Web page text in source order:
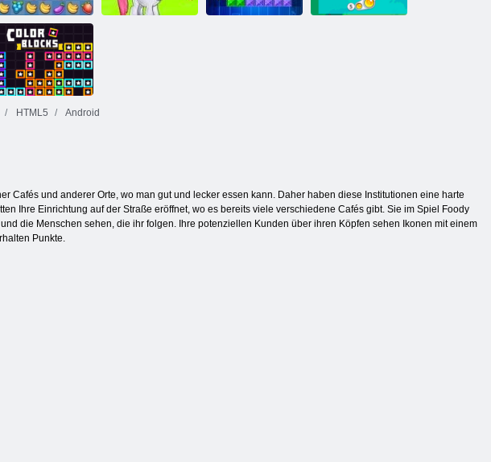
Fruita Crush
HTML5 Android
Cafés und anderer Orte, wo man gut und lecker essen kann. Daher haben diese Institutionen eine harte
Ihre Einrichtung auf der Straße eröffnet, wo es bereits viele verschiedene Cafés gibt. Sie im Spiel Foody
die Menschen sehen, die ihr folgen. Ihre potenziellen Kunden über ihren Köpfen sehen Ikonen mit einem
Punkte.